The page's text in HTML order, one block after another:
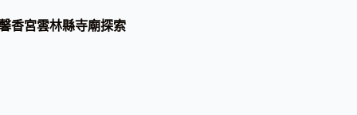
香宮雲林縣寺廟探索